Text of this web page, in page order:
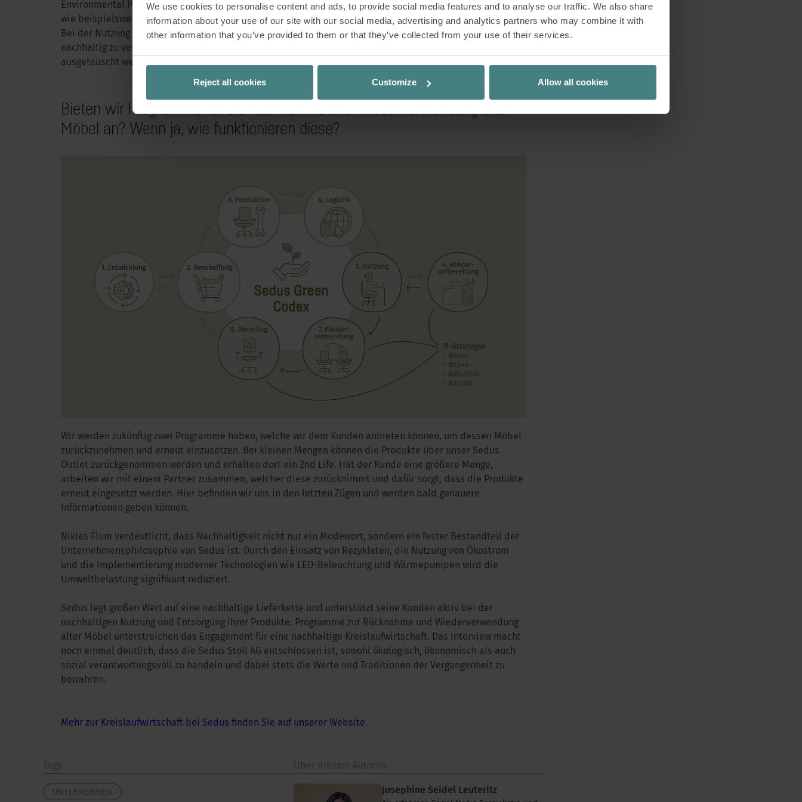
We use cookies to personalise content and ads, to provide social media features and to analyse our traffic. We also share
information about your use of our site with our social media, advertising and analytics partners who may combine it with
other information that you’ve provided to them or that they’ve collected from your use of their services.
Reject all cookies Customize Allow all cookies
In diesem Interview gibt uns Niklas Flum spannende Einblicke in das Thema
Kreislaufwirtschaft bei Sedus. Er erläutert, wie tief die Prinzipien der Nachhaltigkeit in
Kreislaufwirtschaft weiterentwickelt hat.
Environmental Product Datasheets und geben dem Kunden einige interessante ökologische Informationen
wie beispielsweise die genaue Materialaufteilung, die Höhe des Rezyklat-Wertes sowie eine Ökobilanz.
Bei der Nutzung sind wir dank unseres Kundenservices in der Lage, den Lebenszyklus der Produkte
nachhaltig zu verlängern, indem die Stühle bei Bedarf repariert werden können und Verschleißteile
ausgetauscht werden.
Bieten wir Programme für die Rücknahme und Wiederverwendung alter
Möbel an? Wenn ja, wie funktionieren diese?
Wir werden zukünftig zwei Programme haben, welche wir dem Kunden anbieten können, um dessen Möbel
zurückzunehmen und erneut einzusetzen. Bei kleinen Mengen können die Produkte über unser Sedus
Outlet zurückgenommen werden und erhalten dort ein 2nd Life. Hat der Kunde eine größere Menge,
arbeiten wir mit einem Partner zusammen, welcher diese zurücknimmt und dafür sorgt, dass die Produkte
erneut eingesetzt werden. Hier befinden wir uns in den letzten Zügen und werden bald genauere
Informationen geben können.
Niklas Flum verdeutlicht, dass Nachhaltigkeit nicht nur ein Modewort, sondern ein fester Bestandteil der
Unternehmensphilosophie von Sedus ist. Durch den Einsatz von Rezyklaten, die Nutzung von Ökostrom
und die Implementierung moderner Technologien wie LED-Beleuchtung und Wärmepumpen wird die
Umweltbelastung signifikant reduziert.
Sedus legt großen Wert auf eine nachhaltige Lieferkette und unterstützt seine Kunden aktiv bei der
nachhaltigen Nutzung und Entsorgung ihrer Produkte. Programme zur Rücknahme und Wiederverwendung
alter Möbel unterstreichen das Engagement für eine nachhaltige Kreislaufwirtschaft. Das Interview macht
noch einmal deutlich, dass die Sedus Stoll AG entschlossen ist, sowohl ökologisch, ökonomisch als auch
sozial verantwortungsvoll zu handeln und dabei stets die Werte und Traditionen der Vergangenheit zu
bewahren.
Mehr zur Kreislaufwirtschaft bei Sedus finden Sie auf unserer Website.
Josephine Seidel Leuteritz